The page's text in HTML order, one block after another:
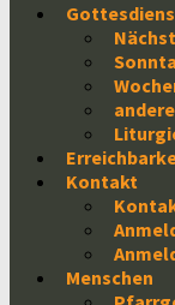
Kontakt
Menschen